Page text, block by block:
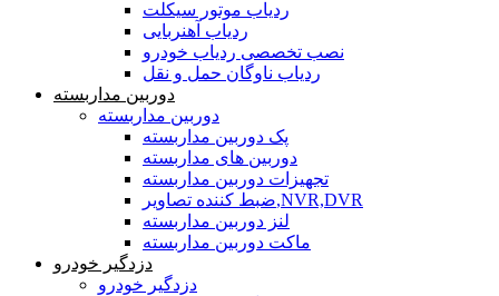
ردیاب موتور سیکلت
ردیاب آهنربایی
نصب تخصصی ردیاب خودرو
ردیاب ناوگان حمل و نقل
دوربین مداربسته
دوربین مداربسته
پک دوربین مداربسته
دوربین های مداربسته
تجهیزات دوربین مداربسته
ضبط کننده تصاویر,NVR,DVR
لنز دوربین مداربسته
ماکت دوربین مداربسته
دزدگیر خودرو
دزدگیر خودرو